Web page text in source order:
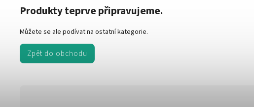
Produkty teprve připravujeme.
Můžete se ale podívat na ostatní kategorie.
Zpět do obchodu